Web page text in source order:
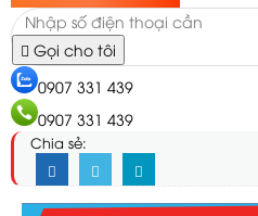
Gọi cho tôi
0907 331 439
0907 331 439
Chia sẻ: